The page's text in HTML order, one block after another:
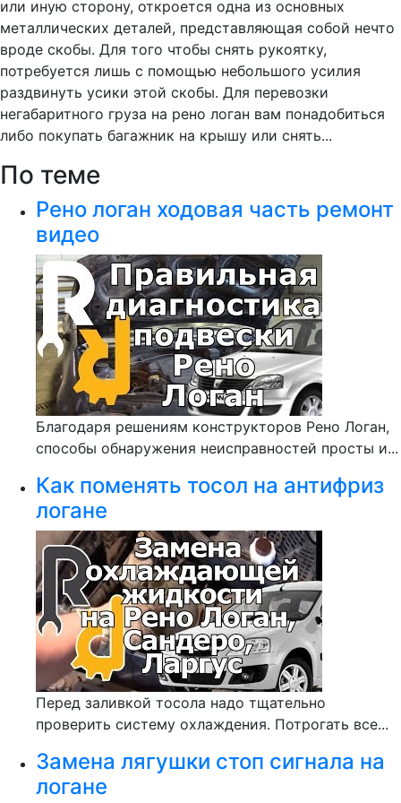
или иную сторону, откроется одна из основных
металлических деталей, представляющая собой нечто
вроде скобы. Для того чтобы снять рукоятку,
потребуется лишь с помощью небольшого усилия
раздвинуть усики этой скобы. Для перевозки
негабаритного груза на рено логан вам понадобиться
либо покупать багажник на крышу или снять...
По теме
Рено логан ходовая часть ремонт
видео
Благодаря решениям конструкторов Рено Логан,
способы обнаружения неисправностей просты и...
Как поменять тосол на антифриз
логане
Перед заливкой тосола надо тщательно
проверить систему охлаждения. Потрогать все...
Замена лягушки стоп сигнала на
логане